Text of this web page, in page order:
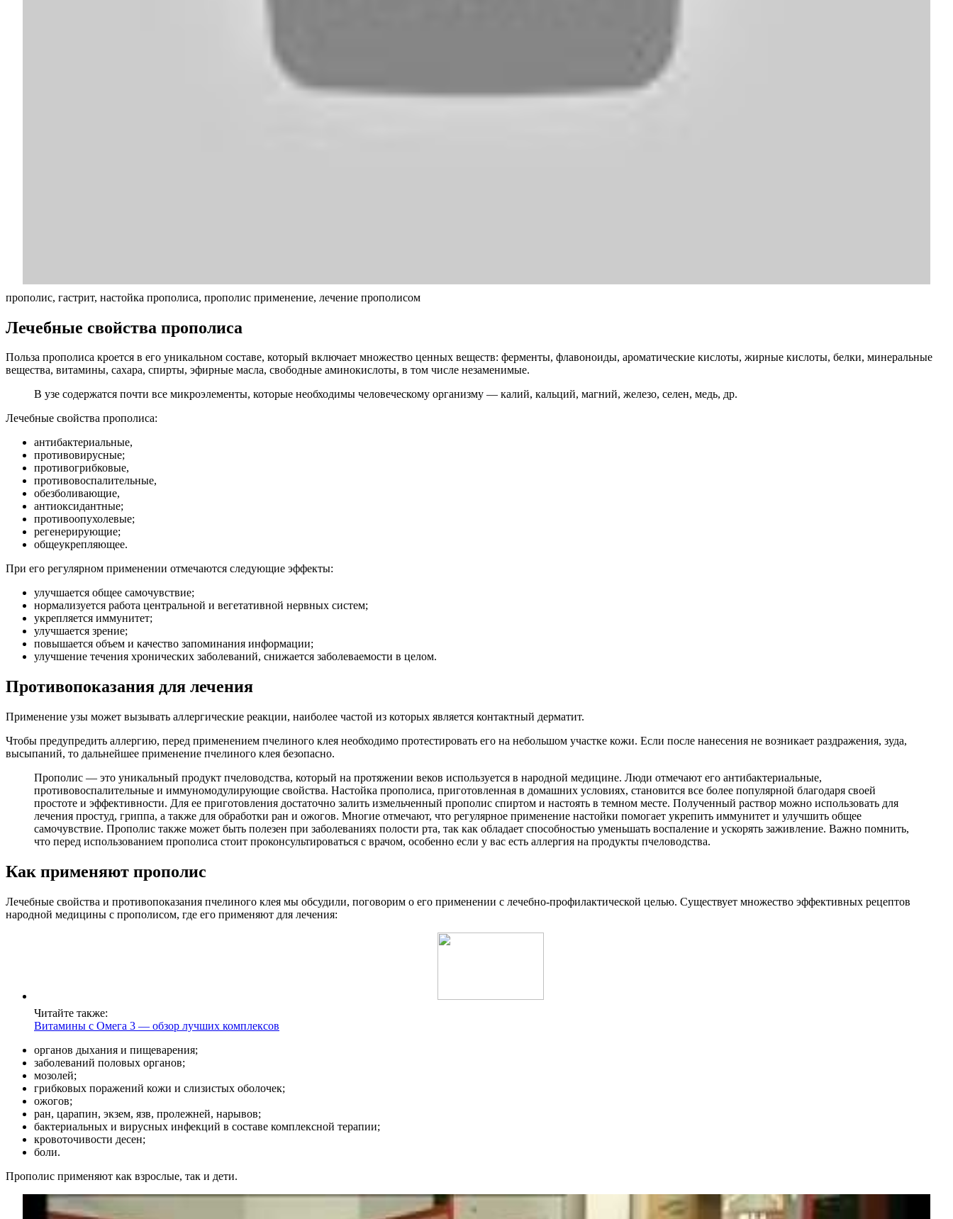
прополис, гастрит, настойка прополиса, прополис применение, лечение прополисом
Лечебные свойства прополиса
Польза прополиса кроется в его уникальном составе, который включает множество ценных веществ: ферменты, флавоноиды, ароматические кислоты, жирные кислоты, белки, минеральные
вещества, витамины, сахара, спирты, эфирные масла, свободные аминокислоты, в том числе незаменимые.
В узе содержатся почти все микроэлементы, которые необходимы человеческому организму — калий, кальций, магний, железо, селен, медь, др.
Лечебные свойства прополиса:
антибактериальные,
противовирусные;
противогрибковые,
противовоспалительные,
обезболивающие,
антиоксидантные;
противоопухолевые;
регенерирующие;
общеукрепляющее.
При его регулярном применении отмечаются следующие эффекты:
улучшается общее самочувствие;
нормализуется работа центральной и вегетативной нервных систем;
укрепляется иммунитет;
улучшается зрение;
повышается объем и качество запоминания информации;
улучшение течения хронических заболеваний, снижается заболеваемости в целом.
Противопоказания для лечения
Применение узы может вызывать аллергические реакции, наиболее частой из которых является контактный дерматит.
Чтобы предупредить аллергию, перед применением пчелиного клея необходимо протестировать его на небольшом участке кожи. Если после нанесения не возникает раздражения, зуда,
высыпаний, то дальнейшее применение пчелиного клея безопасно.
Прополис — это уникальный продукт пчеловодства, который на протяжении веков используется в народной медицине. Люди отмечают его антибактериальные,
противовоспалительные и иммуномодулирующие свойства. Настойка прополиса, приготовленная в домашних условиях, становится все более популярной благодаря своей
простоте и эффективности. Для ее приготовления достаточно залить измельченный прополис спиртом и настоять в темном месте. Полученный раствор можно использовать для
лечения простуд, гриппа, а также для обработки ран и ожогов. Многие отмечают, что регулярное применение настойки помогает укрепить иммунитет и улучшить общее
самочувствие. Прополис также может быть полезен при заболеваниях полости рта, так как обладает способностью уменьшать воспаление и ускорять заживление. Важно помнить,
что перед использованием прополиса стоит проконсультироваться с врачом, особенно если у вас есть аллергия на продукты пчеловодства.
Как применяют прополис
Лечебные свойства и противопоказания пчелиного клея мы обсудили, поговорим о его применении с лечебно-профилактической целью. Существует множество эффективных рецептов
народной медицины с прополисом, где его применяют для лечения:
Читайте также:
Витамины с Омега 3 — обзор лучших комплексов
органов дыхания и пищеварения;
заболеваний половых органов;
мозолей;
грибковых поражений кожи и слизистых оболочек;
ожогов;
ран, царапин, экзем, язв, пролежней, нарывов;
бактериальных и вирусных инфекций в составе комплексной терапии;
кровоточивости десен;
боли.
Прополис применяют как взрослые, так и дети.